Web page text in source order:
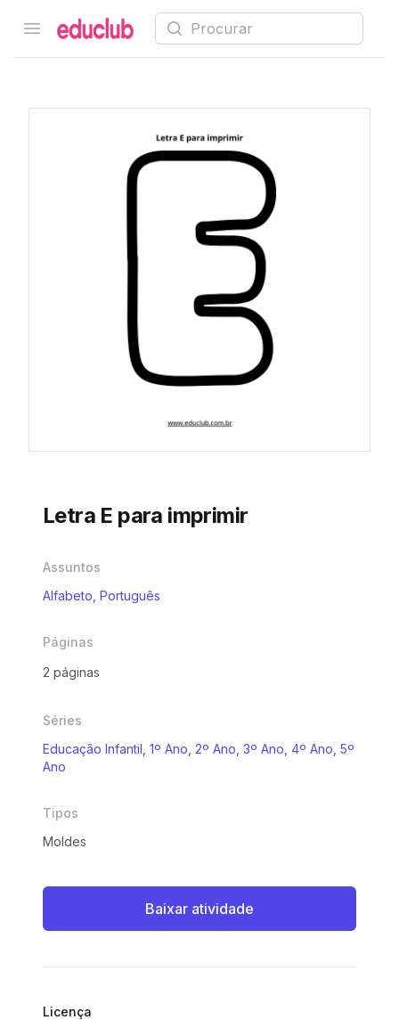
Open menu
Educlub Procurar
Letra E para imprimir
Assuntos
Alfabeto Português
Páginas
2 páginas
Séries
Educação Infantil 1º Ano 2º Ano 3º Ano 4º Ano 5º
Ano
Tipos
Moldes
Baixar atividade
Licença